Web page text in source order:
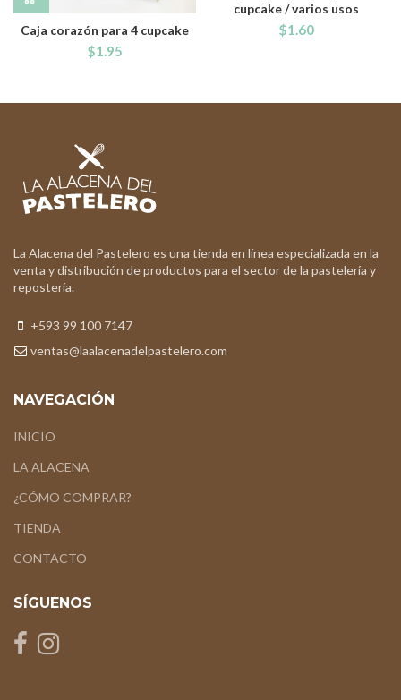
Caja corazón para 4 cupcake
$1.95
cupcake / varios usos
$1.60
La Alacena del Pastelero es una tienda en línea especializada en la
venta y distribución de productos para el sector de la pastelería y
repostería.
+593 99 100 7147
ventas@laalacenadelpastelero.com
NAVEGACIÓN
INICIO
LA ALACENA
¿CÓMO COMPRAR?
TIENDA
CONTACTO
SÍGUENOS